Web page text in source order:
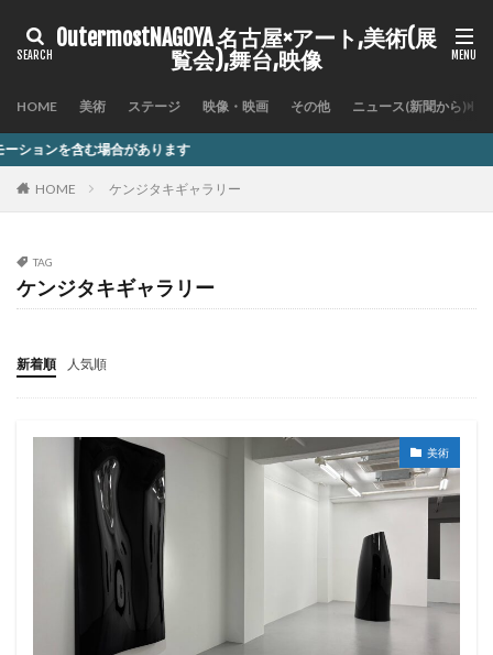
OutermostNAGOYA 名古屋×アート,美術(展
覧会),舞台,映像
HOME 美術 ステージ 映像・映画 その他 ニュース(新聞から)
ます
HOME ケンジタキギャラリー
TAG
ケンジタキギャラリー
新着順 人気順
美術